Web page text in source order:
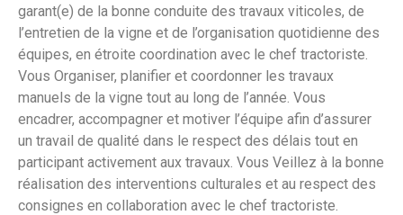
garant(e) de la bonne conduite des travaux viticoles, de
l’entretien de la vigne et de l’organisation quotidienne des
équipes, en étroite coordination avec le chef tractoriste.
Vous Organiser, planifier et coordonner les travaux
manuels de la vigne tout au long de l’année. Vous
encadrer, accompagner et motiver l’équipe afin d’assurer
un travail de qualité dans le respect des délais tout en
participant activement aux travaux. Vous Veillez à la bonne
réalisation des interventions culturales et au respect des
consignes en collaboration avec le chef tractoriste.